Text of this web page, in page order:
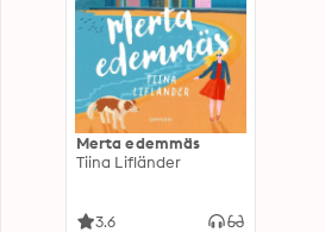
Merta edemmäs
Tiina Lifländer
3.6